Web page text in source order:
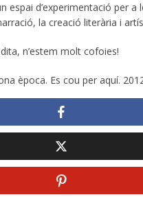
espai d’experimentació per a
la creació literària i
n’estem molt cofoies!
època. Es cou per aquí.